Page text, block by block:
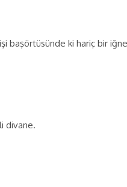
başörtüsünde ki hariç bir
divane.